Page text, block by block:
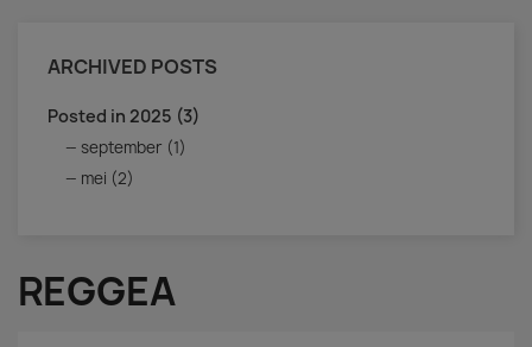
ARCHIVED POSTS
Posted in 2025 (3)
september (1)
mei (2)
REGGEA